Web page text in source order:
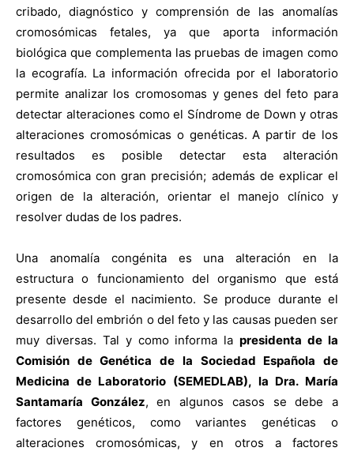
cribado, diagnóstico y comprensión de las anomalías
cromosómicas fetales, ya que aporta información
biológica que complementa las pruebas de imagen como
la ecografía. La información ofrecida por el laboratorio
permite analizar los cromosomas y genes del feto para
detectar alteraciones como el Síndrome de Down y otras
alteraciones cromosómicas o genéticas. A partir de los
resultados es posible detectar esta alteración
cromosómica con gran precisión; además de explicar el
origen de la alteración, orientar el manejo clínico y
resolver dudas de los padres.
Una anomalía congénita es una alteración en la
estructura o funcionamiento del organismo que está
presente desde el nacimiento. Se produce durante el
desarrollo del embrión o del feto y las causas pueden ser
muy diversas. Tal y como informa lapresidenta de la
Comisión de Genética de la Sociedad Española de
Medicina de Laboratorio (SEMEDLAB), la Dra. María
Santamaría González, en algunos casos se debe a
factores genéticos, como variantes genéticas o
alteraciones cromosómicas, y en otros a factores